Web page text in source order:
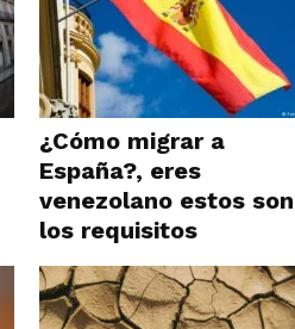
¿Cómo migrar a
España?, eres
venezolano estos son
los requisitos